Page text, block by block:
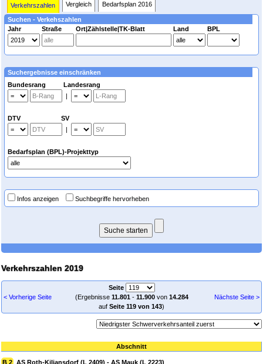
Verkehrszahlen Vergleich Bedarfsplan 2016
Suchen - Verkehszahlen
Jahr
Straße Ort|Zählstelle|TK-Blatt Land BPL
Suchergebnisse einschränken
Bundesrang Landesrang
|
DTV SV
|
Bedarfsplan (BPL)-Projekttyp
Infos anzeigen Suchbegriffe hervorheben
Verkehrszahlen 2019
< Vorherige Seite
Seite
(Ergebnisse 11.801- 11.900von 14.284
auf Seite 119 von 143)
Nächste Seite >
Abschnitt
B 2 AS Roth-Kiliansdorf (L 2409) - AS Mauk (L 2223)